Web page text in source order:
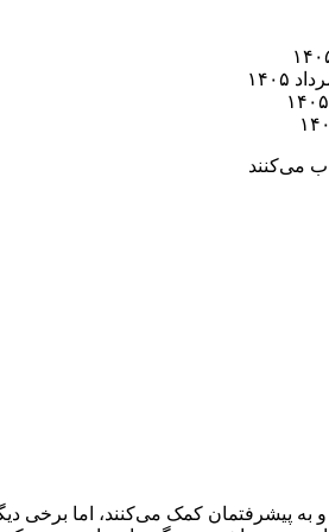
می‌کنند
به پیشرفتمان کمک می‌کنند، اما برخی